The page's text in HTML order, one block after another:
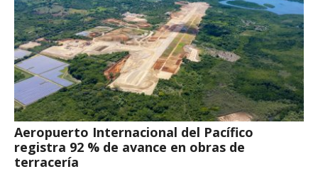
Aeropuerto Internacional del Pacífico
registra 92 % de avance en obras de
terracería